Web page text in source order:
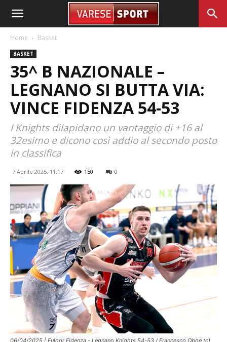
Home Basket
BASKET
35^ B NAZIONALE –
LEGNANO SI BUTTA VIA:
VINCE FIDENZA 54-53
I Knights dilapidano un vantaggio di +16 al
32esimo e dicono così addio al secondo posto
in classifica
7 Aprile 2025, 11:17 150 0